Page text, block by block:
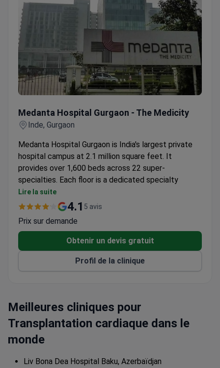
Medanta Hospital Gurgaon - The Medicity
Inde, Gurgaon
Medanta Hospital Gurgaon is India's largest private
hospital campus at 2.1 million square feet. It
provides over 1,600 beds across 22 super-
specialties. Each floor is a dedicated specialty
hospital with its own expert team.
A cross-specialty tumor board decides the best
All 22 super-specialties are housed under one roof
for seamless coordination.
Treats thousands of international patients from
50+ countries every year.
Lire la suite
4.1 5 avis
Prix sur demande
Obtenir un devis gratuit
Profil de la clinique
Meilleures cliniques pour
Transplantation cardiaque dans le
monde
Liv Bona Dea Hospital Baku, Azerbaïdjan